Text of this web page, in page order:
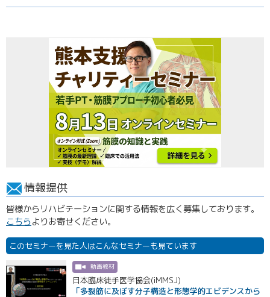
情報提供
皆様からリハビテーションに関する情報を広く募集しております。
こちらよりお寄せください。
このセミナーを見た人はこんなセミナーも見ています
動画教材
日本臨床徒手医学協会(iMMSJ)
「多裂筋に及ぼす分子構造と形態学的エビデンスから